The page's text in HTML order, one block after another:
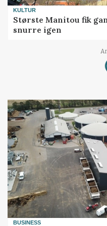
KULTUR
Største Manitou fik
snurre igen
BUSINESS